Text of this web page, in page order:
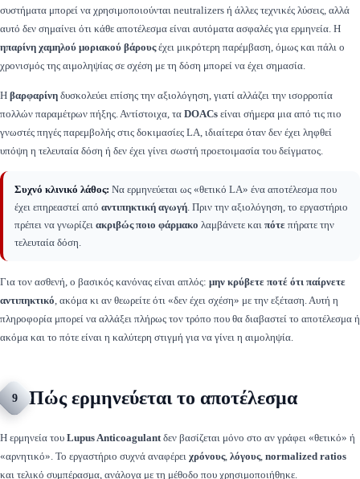
συστήματα μπορεί να χρησιμοποιούνται neutralizers ή άλλες τεχνικές λύσεις, αλλά
αυτό δεν σημαίνει ότι κάθε αποτέλεσμα είναι αυτόματα ασφαλές για ερμηνεία. Η
ηπαρίνη χαμηλού μοριακού βάρουςέχει μικρότερη παρέμβαση, όμως και πάλι ο
χρονισμός της αιμοληψίας σε σχέση με τη δόση μπορεί να έχει σημασία.
Η βαρφαρίνη δυσκολεύει επίσης την αξιολόγηση, γιατί αλλάζει την ισορροπία
πολλών παραμέτρων πήξης. Αντίστοιχα, τα DOACs είναι σήμερα μια από τις πιο
γνωστές πηγές παρεμβολής στις δοκιμασίες LA, ιδιαίτερα όταν δεν έχει ληφθεί
υπόψη η τελευταία δόση ή δεν έχει γίνει σωστή προετοιμασία του δείγματος.
Συχνό κλινικό λάθος: Να ερμηνεύεται ως «θετικό LA» ένα αποτέλεσμα που
έχει επηρεαστεί από αντιπηκτική αγωγή. Πριν την αξιολόγηση, το εργαστήριο
πρέπει να γνωρίζει ακριβώς ποιο φάρμακο λαμβάνετε και πότε πήρατε την
τελευταία δόση.
Για τον ασθενή, ο βασικός κανόνας είναι απλός: μην κρύβετε ποτέ ότι παίρνετε
αντιπηκτικό, ακόμα κι αν θεωρείτε ότι «δεν έχει σχέση» με την εξέταση. Αυτή η
πληροφορία μπορεί να αλλάξει πλήρως τον τρόπο που θα διαβαστεί το αποτέλεσμα ή
ακόμα και το πότε είναι η καλύτερη στιγμή για να γίνει η αιμοληψία.
9 Πώς ερμηνεύεται το αποτέλεσμα
Η ερμηνεία του Lupus Anticoagulantδεν βασίζεται μόνο στο αν γράφει «θετικό» ή
«αρνητικό». Το εργαστήριο συχνά αναφέρει χρόνους, λόγους, normalized ratios
και τελικό συμπέρασμα, ανάλογα με τη μέθοδο που χρησιμοποιήθηκε.